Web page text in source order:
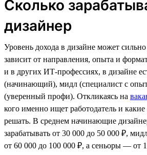
Сколько
дизайнер
Уровень дохода в дизайне может
зависит от направления, опыта и
и в других ИТ-профессиях, в дизайне
(начинающий), мидл (специалист с
(уверенный профи). Откликаясь на
кого именно ищет работодатель и какие
решать. В среднем начинающие
зарабатывать от 30 000 до 50 000 ₽,
от 60 000 до 100 000 ₽, а сеньоры — от